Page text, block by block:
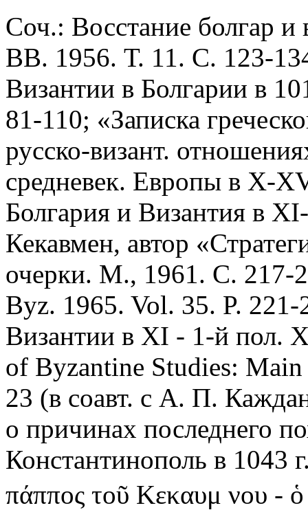
Соч.: Восстание болгар и
ВВ. 1956. Т. 11. С. 123-
Византии в Болгарии в
81-110; «Записка
русско-визант.
средневек. Европы в X-
Болгария и Византия в
Кекавмен, автор
очерки. М., 1961. С. 217-
Byz. 1965. Vol. 35. P.
Византии в XI - 1-й пол.
of Byzantine Studies:
23 (в соавт. с А. П.
о причинах последнего
Константинополь в
πάππος τοῦ Κεκαυμ νου - ὁ